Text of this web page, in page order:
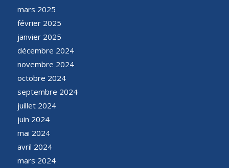
mars 2025
février 2025
janvier 2025
décembre 2024
novembre 2024
octobre 2024
septembre 2024
juillet 2024
juin 2024
mai 2024
avril 2024
mars 2024